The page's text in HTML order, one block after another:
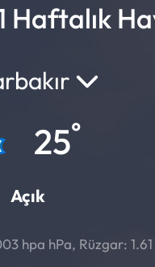
Haftalık
25°
Açık
hpa hPa, Rüzgar: